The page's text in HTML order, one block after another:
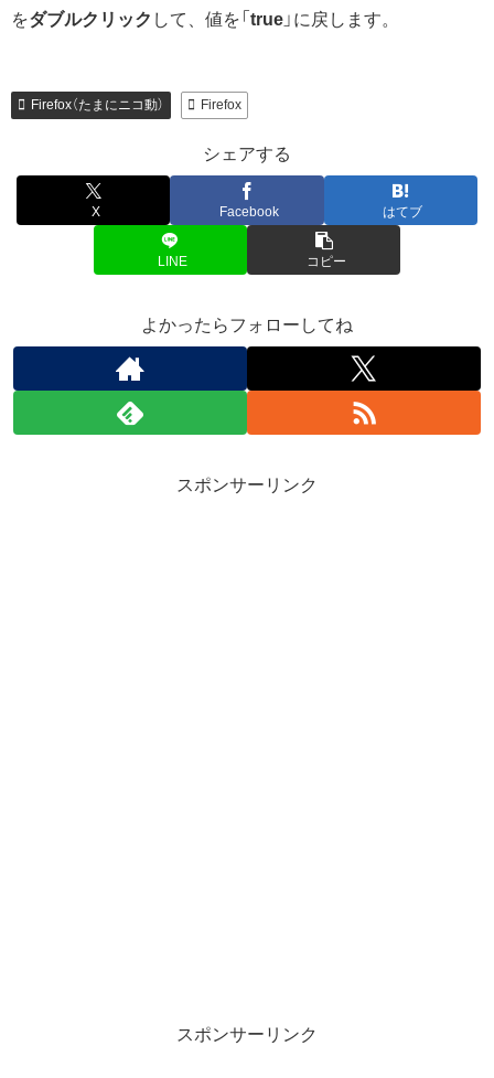
をダブルクリック して、値を「 true 」に戻します。
Firefox（たまにニコ動） Firefox
シェアする
X Facebook はてブ
LINE コピー
よかったらフォローしてね
スポンサーリンク
スポンサーリンク